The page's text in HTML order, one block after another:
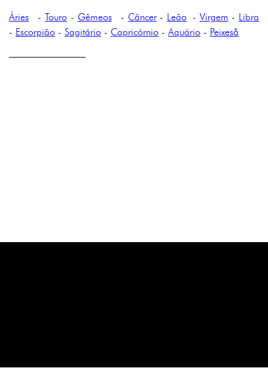
Áries -Touro - Gêmeos- Câncer- Leão - Virgem - Libra
- Escorpião - Sagitário - Capricórnio - Aquário - Peixeså
————————